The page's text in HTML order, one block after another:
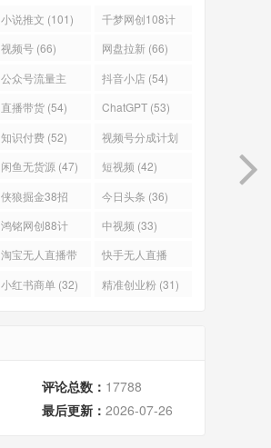
小说推文 (101)
千梦网创108计
(101)
视频号 (66)
网盘拉新 (66)
公众号流量主
(57)
抖音小店 (54)
直播带货 (54)
ChatGPT (53)
知识付费 (52)
视频号分成计划
(51)
闲鱼无货源 (47)
短视频 (42)
侠狼掘金38招
(38)
今日头条 (36)
鸿铭网创88计
(35)
中视频 (33)
淘宝无人直播带
货 (33)
快手无人直播
(33)
小红书商单 (32) 精准创业粉 (31)
评论总数： 17788
最后更新： 2026-07-26